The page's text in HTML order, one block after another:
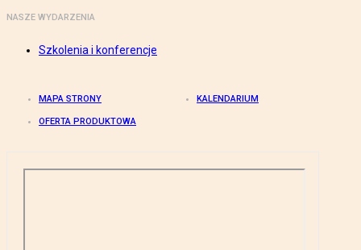
NASZE WYDARZENIA
Szkolenia i konferencje
MAPA STRONY KALENDARIUM
OFERTA PRODUKTOWA